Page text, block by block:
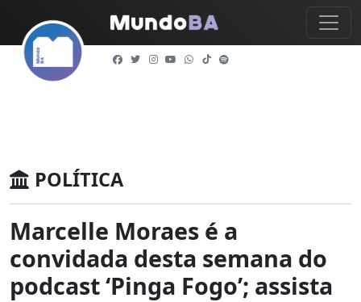
POLÍTICA
Marcelle Moraes é a
convidada desta semana do
podcast ‘Pinga Fogo’; assista